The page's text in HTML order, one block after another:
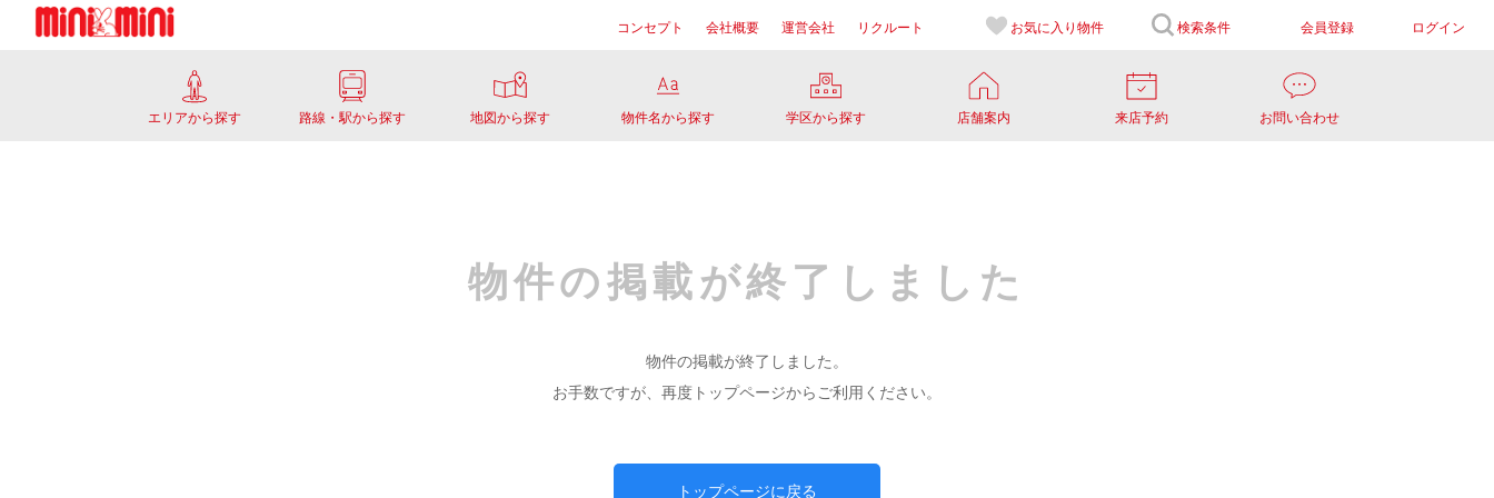
コンセプト 会社概要 運営会社 リクルート お気に入り 物件 検索条件 会員登録 ログイン
エリアから探す 路線・駅から探す 地図から探す 物件名から探す 学区から探す 店舗案内 来店予約 お問い合わせ
物件の掲載が終了しました
物件の掲載が終了しました。
お手数ですが、再度トップページからご利用ください。
トップページに戻る